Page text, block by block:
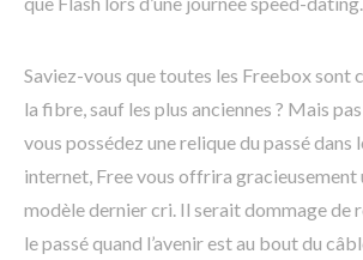
Saviez-vous que toutes les Freebox sont
la fibre, sauf les plus anciennes ? Mais
vous possédez une relique du passé dans
internet, Free vous offrira gracieusement
modèle dernier cri. Il serait dommage de
le passé quand l’avenir est au bout du